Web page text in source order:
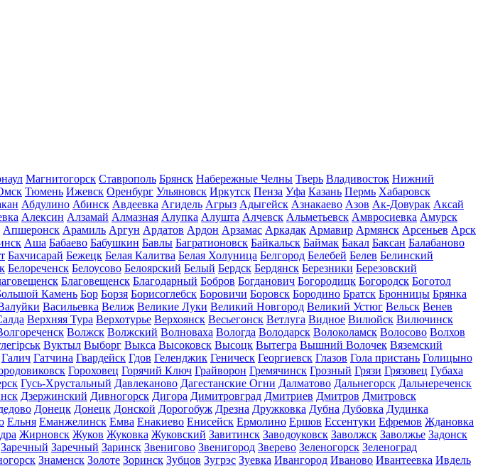
Магнитогорск Ставрополь Брянск Набережные Челны Тверь Владивосток Нижний
Тюмень Ижевск Оренбург Ульяновск Иркутск Пенза Уфа Казань Пермь Хабаровск
Абдулино Абинск Авдеевка Агидель Агрыз Адыгейск Азнакаево Азов Ак-Довурак Аксай
Алексин Алзамай Алмазная Алупка Алушта Алчевск Альметьевск Амвросиевка Амурск
Апшеронск Арамиль Аргун Ардатов Ардон Арзамас Аркадак Армавир Армянск Арсеньев Арск
Аша Бабаево Бабушкин Бавлы Багратионовск Байкальск Баймак Бакал Баксан Балабаново
Бахчисарай Бежецк Белая Калитва Белая Холуница Белгород Белебей Белев Белинский
Белореченск Белоусово Белоярский Белый Бердск Бердянск Березники Березовский
Благовещенск Благодарный Бобров Богданович Богородицк Богородск Боготол
Камень Бор Борзя Борисоглебск Боровичи Боровск Бородино Братск Бронницы Брянка
Васильевка Велиж Великие Луки Великий Новгород Великий Устюг Вельск Венев
Верхняя Тура Верхотурье Верхоянск Весьегонск Ветлуга Видное Вилюйск Вилючинск
Волжск Волжский Волноваха Вологда Володарск Волоколамск Волосово Волхов
Вуктыл Выборг Выкса Высоковск Высоцк Вытегра Вышний Волочек Вяземский
Галич Гатчина Гвардейск Гдов Геленджик Геническ Георгиевск Глазов Гола пристань Голицыно
Гороховец Горячий Ключ Грайворон Гремячинск Грозный Грязи Грязовец Губаха
Гусь-Хрустальный Давлеканово Дагестанские Огни Далматово Дальнегорск Дальнереченск
Дзержинский Дивногорск Дигора Димитровград Дмитриев Дмитров Дмитровск
Донецк Донецк Донской Дорогобуж Дрезна Дружковка Дубна Дубовка Дудинка
Ельня Еманжелинск Емва Енакиево Енисейск Ермолино Ершов Ессентуки Ефремов Ждановка
Жирновск Жуков Жуковка Жуковский Завитинск Заводоуковск Заволжск Заволжье Задонск
Заречный Заречный Заринск Звенигово Звенигород Зверево Зеленогорск Зеленоград
Знаменск Золоте Зоринск Зубцов Зугрэс Зуевка Ивангород Иваново Ивантеевка Ивдель